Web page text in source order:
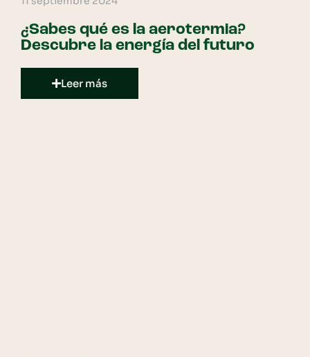
¿Sabes qué es la aerotermia?
Descubre la energía del futuro
Leer más